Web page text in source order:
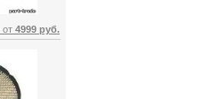
от 4999 руб.